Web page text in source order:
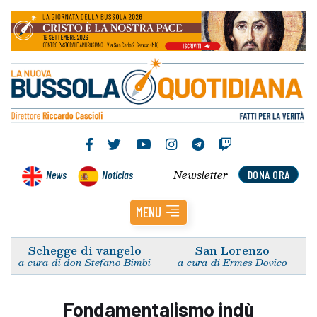
News Noticias DONA ORA
Newsletter
MENU
Schegge di vangelo
a cura di don Stefano Bimbi
San Lorenzo
a cura di Ermes Dovico
Fondamentalismo indù